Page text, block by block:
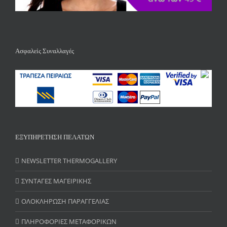
Ασφαλείς Συναλλαγές
ΕΞΥΠΗΡΕΤΗΣΗ ΠΕΛΑΤΩΝ
NEWSLETTER THERMOGALLERY
ΣΥΝΤΑΓΕΣ ΜΑΓΕΙΡΙΚΗΣ
ΟΛΟΚΛΗΡΩΣΗ ΠΑΡΑΓΓΕΛΙΑΣ
ΠΛΗΡΟΦΟΡΙΕΣ ΜΕΤΑΦΟΡΙΚΩΝ